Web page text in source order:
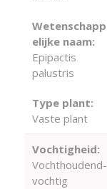
Wetenschapp
elijke naam:
Epipactis
palustris
Type plant:
Vaste plant
Vochtigheid:
Vochthoudend-
vochtig